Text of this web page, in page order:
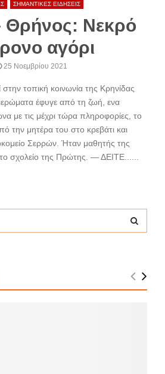
ΣΗΜΑΝΤΙΚΕΣ ΕΙΔΗΣΕΙΣ
Θρήνος: Νεκρό
αγόρι
25 Νοεμβρίου 2021
τοπική κοινωνία της Κρηνίδας
έφυγε από τη ζωή, ενα
με τις μέχρι τώρα πληροφορίες, το
την μητέρα του στο κρεβάτι και
Σερρών. Ήταν μαθητής της
σχολείο της Πρώτης. — ΔΕΙΤΕ......
A